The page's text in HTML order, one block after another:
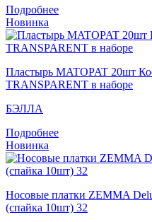
Подробнее
Новинка
Пластырь MATOPAT 20шт
TRANSPARENT в наборе
БЭЛЛА
Подробнее
Новинка
Носовые платки ZEMMA
(спайка 10шт) 32